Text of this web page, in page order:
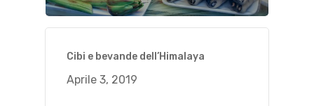
Cibi e bevande dell’Himalaya
Aprile 3, 2019